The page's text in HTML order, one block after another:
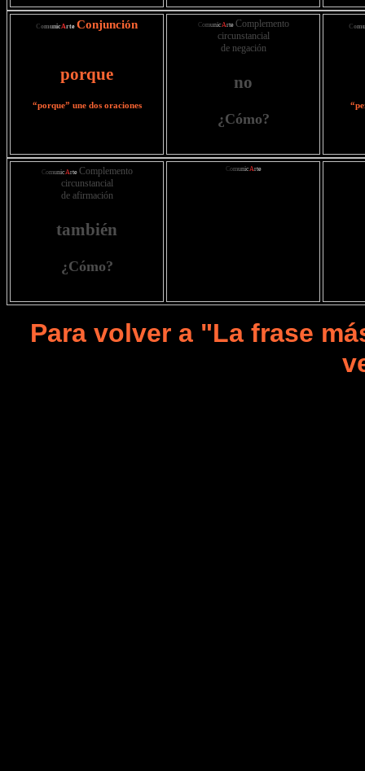
ComunicArte Conjunción
porque
“porque” une dos oraciones
ComunicArte Complemento
circunstancial
de negación
no
¿Cómo?
Comu
ComunicArte Complemento
circunstancial
de afirmación
también
¿Cómo?
ComunicArte
Para volver a "La frase